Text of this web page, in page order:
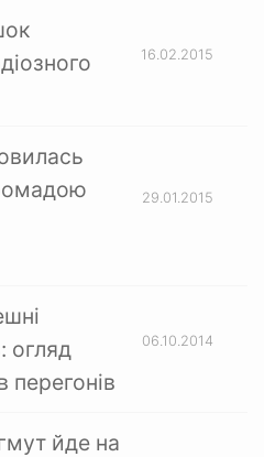
16.02.2015
29.01.2015
огляд
перегонів
06.10.2014
йде на